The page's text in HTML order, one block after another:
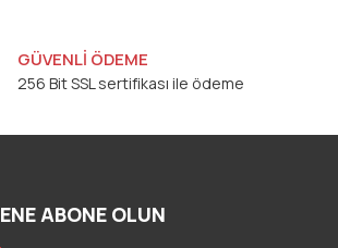
GÜVENLİ ÖDEME
256 Bit SSL sertifikası ile ödeme
ABONE OLUN